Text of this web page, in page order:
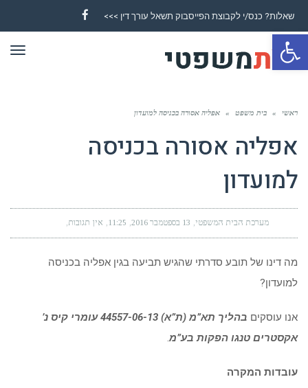
פתח סרגל נגישות
שאלות? כנס/י לקבוצת הפייסבוק תשאל עורך דין >>>
Facebook
ראשי » בית משפט » אפליה אסורה בכניסה למועדון
אפליה אסורה בכניסה
למועדון
מערכת הבית המשפטי 13 בספטמבר 2016 11:25 אין תגובות
מה דינו של תובע סדרתי שהגיש תביעה בגין אפליה בכניסה
למועדון?
אנו עוסקים
בהליך תא”מ (ת”א) 44557-06-13 עומרי קיס נ’
אקסטרים טנגו הפקות בע”מ.
עובדות המקרה